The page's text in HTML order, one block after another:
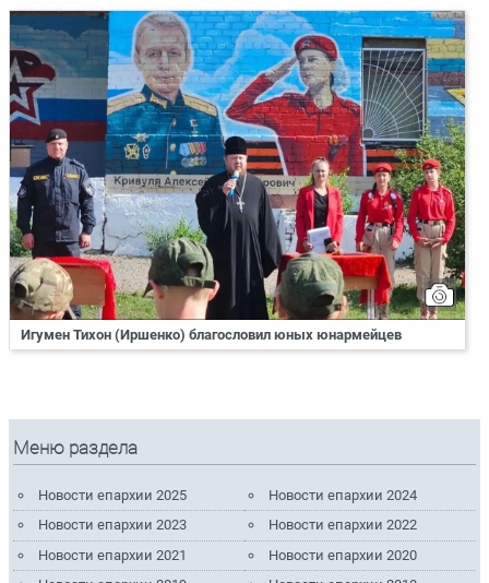
Игумен Тихон (Иршенко) благословил юных юнармейцев
Меню раздела
Новости епархии 2025
Новости епархии 2024
Новости епархии 2023
Новости епархии 2022
Новости епархии 2021
Новости епархии 2020